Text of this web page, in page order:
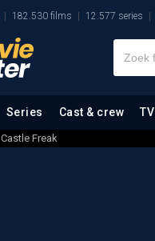
182.530 films 12.577 series
Series Cast & crew TV
Castle Freak